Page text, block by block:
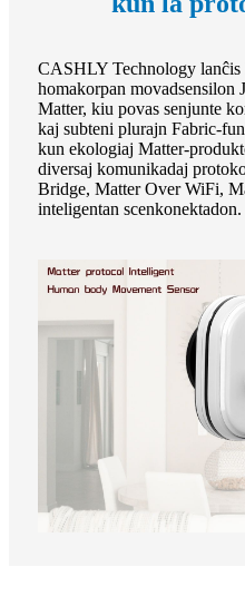
CASHLY Technology lanĉis
homakorpan
Matter, kiu povas senjunte
kaj subteni plurajn Fabric-
kun ekologiaj Matter-
diversaj komunikadaj
Bridge, Matter Over WiFi,
inteligentan scenkonektadon.